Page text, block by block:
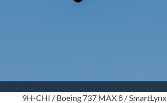
9H-CHI / Boeing 737 MAX 8 / SmartLynx